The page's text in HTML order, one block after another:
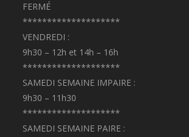
FERMÉ
********************
VENDREDI :
9h30 – 12h et 14h – 16h
********************
SAMEDI SEMAINE IMPAIRE :
9h30 – 11h30
********************
SAMEDI SEMAINE PAIRE :